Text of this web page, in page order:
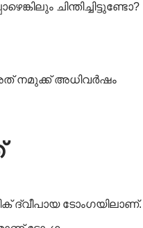
ചിന്തിച്ചിട്ടുണ്ടോ?
നമുക്ക് അധിവർഷം
ദ്വീപായ ടോംഗയിലാണ്.